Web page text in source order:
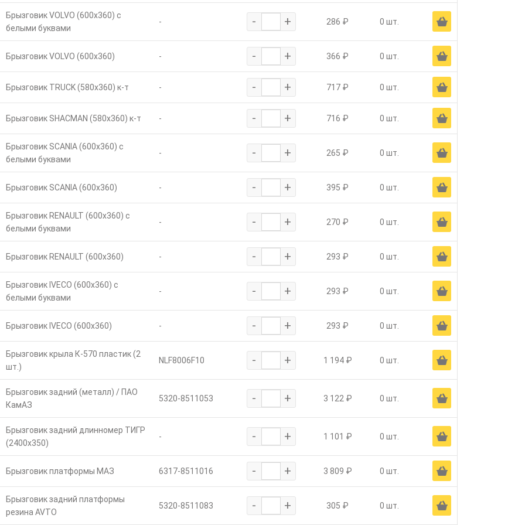
Брызговик VOLVO (600х360) с
белыми буквами
- - + 286 ₽ 0 шт. Ä
Брызговик VOLVO (600х360) - - + 366 ₽ 0 шт. Ä
Брызговик TRUCK (580х360) к-т - - + 717 ₽ 0 шт. Ä
Брызговик SHACMAN (580х360) к-т - - + 716 ₽ 0 шт. Ä
Брызговик SCANIA (600х360) с
белыми буквами
- - + 265 ₽ 0 шт. Ä
Брызговик SCANIA (600х360) - - + 395 ₽ 0 шт. Ä
Брызговик RENAULT (600х360) с
белыми буквами
- - + 270 ₽ 0 шт. Ä
Брызговик RENAULT (600х360) - - + 293 ₽ 0 шт. Ä
Брызговик IVECO (600х360) с
белыми буквами
- - + 293 ₽ 0 шт. Ä
Брызговик IVECO (600х360) - - + 293 ₽ 0 шт. Ä
Брызговик крыла К-570 пластик (2
шт.)
NLF8006F10 - + 1 194 ₽ 0 шт. Ä
Брызговик задний (металл) / ПАО
КамАЗ
5320-8511053 - + 3 122 ₽ 0 шт. Ä
Брызговик задний длинномер ТИГР
(2400х350)
- - + 1 101 ₽ 0 шт. Ä
Брызговик платформы МАЗ 6317-8511016 - + 3 809 ₽ 0 шт. Ä
Брызговик задний платформы
резина AVTO
5320-8511083 - + 305 ₽ 0 шт. Ä